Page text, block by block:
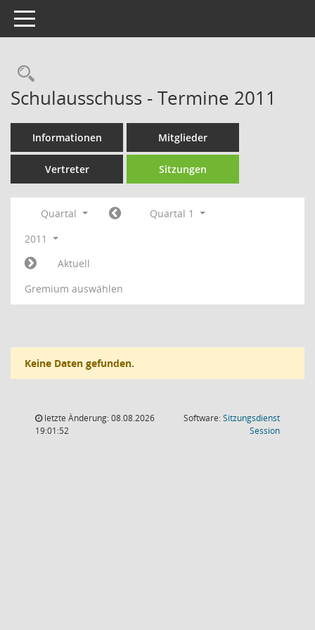
Toggle navigation
Rechercheauswahl
Schulausschuss - Termine 2011
Informationen Mitglieder
Vertreter Sitzungen
Quartal
Quartal 1
2011
Aktuell
Gremium auswählen
Keine Daten gefunden.
letzte Änderung: 08.08.2026
19:01:52
Software:Sitzungsdienst
Session(Wird in